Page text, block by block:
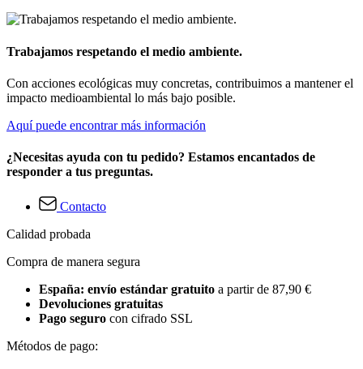
Trabajamos respetando el medio ambiente.
Con acciones ecológicas muy concretas, contribuimos a mantener el
impacto medioambiental lo más bajo posible.
Aquí puede encontrar más información
¿Necesitas ayuda con tu pedido? Estamos encantados de
responder a tus preguntas.
Contacto
Calidad probada
Compra de manera segura
España: envío estándar gratuito a partir de 87,90 €
Devoluciones gratuitas
Pago seguro con cifrado SSL
Métodos de pago: